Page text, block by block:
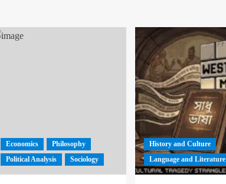
Economics
Philosophy
Political Analysis
Sociology
History and Culture
Language and Literature